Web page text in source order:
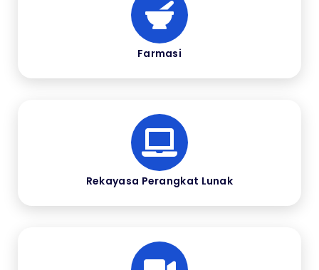
Farmasi
Rekayasa Perangkat Lunak